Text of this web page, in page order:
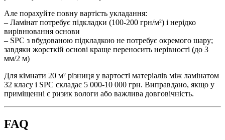
Але порахуйте повну вартість укладання:
– Ламінат потребує підкладки (100-200 грн/м²) і нерідко
вирівнювання основи
– SPC з вбудованою підкладкою не потребує окремого шару;
завдяки жорсткій основі краще переносить нерівності (до 3
мм/2 м)
Для кімнати 20 м² різниця у вартості матеріалів між ламінатом
32 класу і SPC складає 5 000-10 000 грн. Виправдано, якщо у
приміщенні є ризик вологи або важлива довговічність.
FAQ